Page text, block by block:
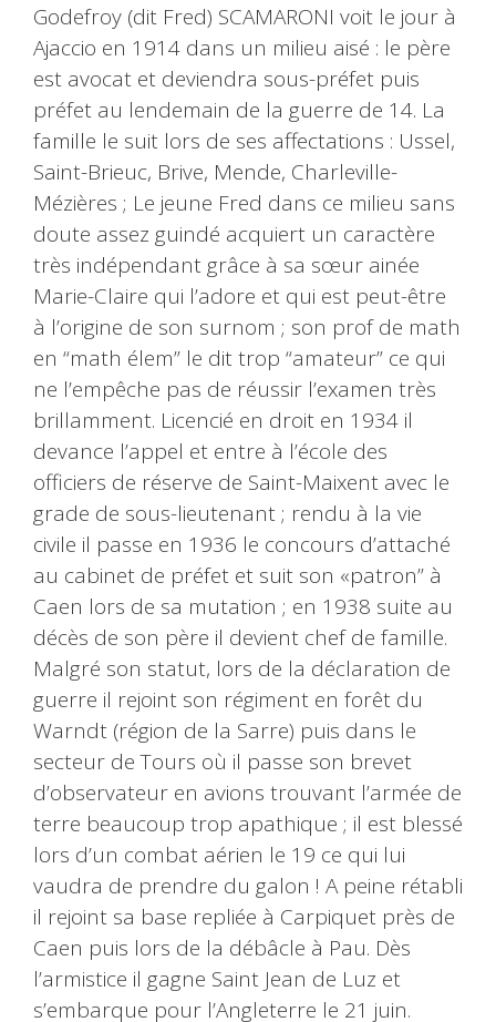
Godefroy (dit Fred) SCAMARONI voit le jour à
Ajaccio en 1914 dans un milieu aisé : le père
est avocat et deviendra sous-préfet puis
préfet au lendemain de la guerre de 14. La
famille le suit lors de ses affectations : Ussel,
Saint-Brieuc, Brive, Mende, Charleville-
Mézières ; Le jeune Fred dans ce milieu sans
doute assez guindé acquiert un caractère
très indépendant grâce à sa sœur ainée
Marie-Claire qui l’adore et qui est peut-être
à l’origine de son surnom ; son prof de math
en “math élem” le dit trop “amateur” ce qui
ne l’empêche pas de réussir l’examen très
brillamment. Licencié en droit en 1934 il
devance l’appel et entre à l’école des
officiers de réserve de Saint-Maixent avec le
grade de sous-lieutenant ; rendu à la vie
civile il passe en 1936 le concours d’attaché
au cabinet de préfet et suit son «patron” à
Caen lors de sa mutation ; en 1938 suite au
décès de son père il devient chef de famille.
Malgré son statut, lors de la déclaration de
guerre il rejoint son régiment en forêt du
Warndt (région de la Sarre) puis dans le
secteur de Tours où il passe son brevet
d’observateur en avions trouvant l’armée de
terre beaucoup trop apathique ; il est blessé
lors d’un combat aérien le 19 ce qui lui
vaudra de prendre du galon ! A peine rétabli
il rejoint sa base repliée à Carpiquet près de
Caen puis lors de la débâcle à Pau. Dès
l’armistice il gagne Saint Jean de Luz et
s’embarque pour l’Angleterre le 21 juin.